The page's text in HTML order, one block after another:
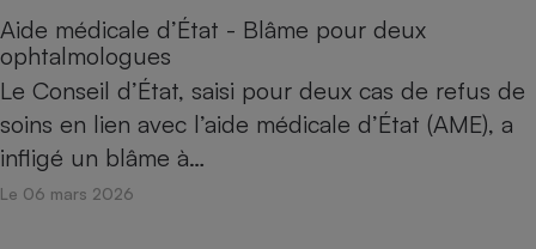
Aide médicale d’État - Blâme pour deux
ophtalmologues
Le Conseil d’État, saisi pour deux cas de refus de
soins en lien avec l’aide médicale d’État (AME), a
infligé un blâme à…
Le 06 mars 2026